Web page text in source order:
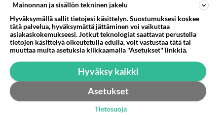
Kommentoi aloitusta...
Ketjusta on poistettu0sääntöjenvastaista viestiä.
Takaisin ylös
LUETUIMMAT KESKUSTELUT
Mainonnan ja sisällön tekninen jakelu
Hyväksymällä sallit tietojesi käsittelyn. Suostumuksesi koskee
tätä palvelua, hyväksymättä jättäminen voi vaikuttaa
asiakaskokemukseesi. Jotkut teknologiat saattavat perustella
tietojen käsittelyä oikeutetulla edulla, voit vastustaa tätä tai
muuttaa muita asetuksia klikkaamalla "Asetukset" linkkiä.
Hyväksy kaikki
Asetukset
Tietosuoja